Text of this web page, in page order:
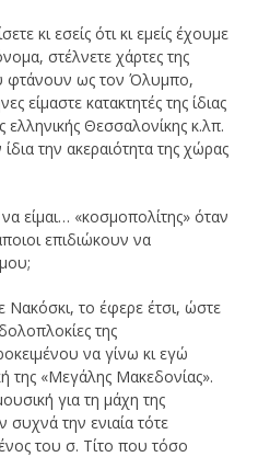
κι εσείς ότι κι εμείς έχουμε
στέλνετε χάρτες της
φτάνουν ως τον Όλυμπο,
είμαστε κατακτητές της ίδιας
Θεσσαλονίκης κ.λπ.
την ακεραιότητα της χώρας
είμαι… «κοσμοπολίτης» όταν
επιδιώκουν να
το έφερε έτσι, ώστε
της
να γίνω κι εγώ
της «Μεγάλης Μακεδονίας».
για τη μάχη της
συχνά την ενιαία τότε
του σ. Τίτο που τόσο